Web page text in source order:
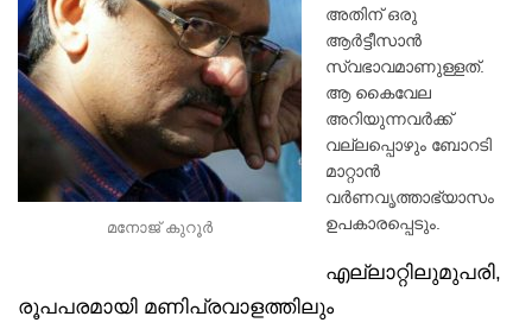
മനോജ് കുറൂർ
അതിന് ഒരു
ആർട്ടീസാൻ
സ്വഭാവമാണുള്ളത്.
ആ കൈവേല
അറിയുന്നവർക്ക്
വല്ലപ്പൊഴും ബോറടി
മാറ്റാൻ
വർണവൃത്താഭ്യാസം
ഉപകാരപ്പെടും.
എല്ലാറ്റിലുമുപരി,
രൂപപരമായി മണിപ്രവാളത്തിലും